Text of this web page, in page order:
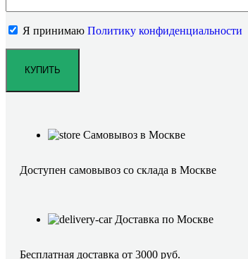
Я принимаю Политику конфиденциальности
Самовывоз в Москве
Доступен самовывоз со склада в Москве
Доставка по Москве
Бесплатная доставка от 3000 руб.